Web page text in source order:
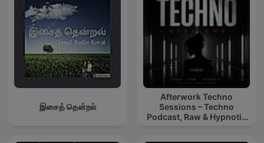
இசைத் தென்றல்
Afterwork Techno
Sessions – Techno
Podcast, Raw & Hypnotic